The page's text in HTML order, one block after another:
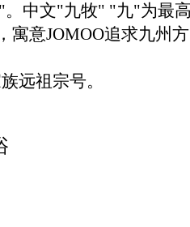
。中文"九牧" "九"为最
寓意JOMOO追求九州
远祖宗号。